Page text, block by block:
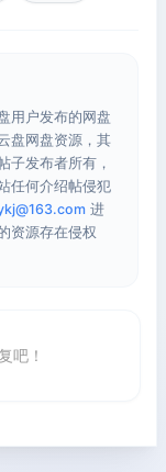
用户发布的网盘
盘网盘资源，其
子发布者所有，
任何介绍帖侵犯
进
资源存在侵权
吧！